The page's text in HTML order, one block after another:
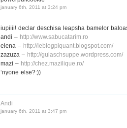
january 6th, 2011 at 3:24 pm
iupiiii! declar deschisa leapsha bamelor
andi – http://www.sabucatarim.ro
elena – http://leblogpiquant.blogspot.com/
zazuza – http://gulaschsuppe.wordpress.com/
mazi – http://chez.mazilique.ro/
‘nyone else?:))
Andi
january 6th, 2011 at 3:47 pm